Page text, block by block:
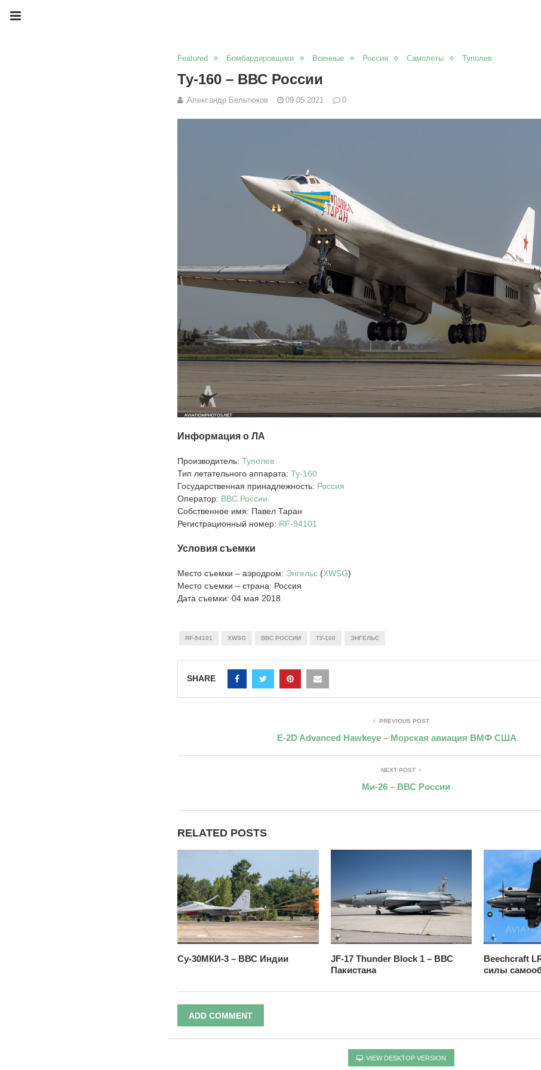
Featured Бомбардировщики Военные Россия Самолеты Туполев
Ту-160 – ВВС России
Александр Бельтюков 09.05.2021 0
Информация о ЛА
Производитель: Туполев
Тип летательного аппарата: Ту-160
Государственная принадлежность: Россия
Оператор: ВВС России
Собственное имя: Павел Таран
Регистрационный номер: RF-94101
Условия съемки
Место съемки – аэродром: Энгельс (XWSG)
Место съемки – страна: Россия
Дата съемки: 04 мая 2018
RF-94101 XWSG ВВС РОССИИ ТУ-160 ЭНГЕЛЬС
SHARE
PREVIOUS POST
E-2D Advanced Hawkeye – Морская авиация ВМФ США
NEXT POST
Ми-26 – ВВС России
RELATED POSTS
Су-30МКИ-3 – ВВС Индии
JF-17 Thunder Block 1 – ВВС
Пакистана
Beechcraft
силы
ADD COMMENT
VIEW DESKTOP VERSION